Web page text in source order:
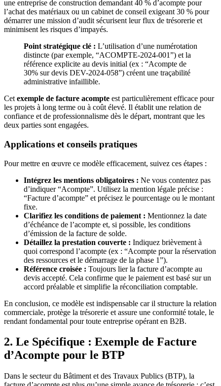
une entreprise de construction demandant 40 % d’acompte pour
l’achat des matériaux ou un cabinet de conseil exigeant 30 % pour
démarrer une mission d’audit sécurisent leur flux de trésorerie et
minimisent les risques d’impayés.
Point stratégique clé : L’utilisation d’une numérotation
distincte (par exemple, “ACOMPTE-2024-001”) et la
référence explicite au devis initial (ex : “Acompte de
30% sur devis DEV-2024-058”) créent une traçabilité
administrative infaillible.
Cet exemple de facture acompte est particulièrement efficace pour
les projets à long terme ou à coût élevé. Il établit une relation de
confiance et de professionnalisme dès le départ, montrant que les
deux parties sont engagées.
Applications et conseils pratiques
Pour mettre en œuvre ce modèle efficacement, suivez ces étapes :
Intégrez les mentions obligatoires : Ne vous contentez pas
d’indiquer “Acompte”. Utilisez la mention légale précise :
“Facture d’acompte” et précisez le pourcentage ou le montant
fixe.
Clarifiez les conditions de paiement : Mentionnez la date
d’échéance de l’acompte et, si possible, les conditions
d’émission de la facture de solde.
Détaillez la prestation couverte : Indiquez brièvement à
quoi correspond l’acompte (ex : “Acompte pour la réservation
des ressources et le démarrage de la phase 1”).
Référence croisée : Toujours lier la facture d’acompte au
devis accepté. Cela confirme que le paiement est basé sur un
accord préalable et simplifie la réconciliation comptable.
En conclusion, ce modèle est indispensable car il structure la relation
commerciale, protège la trésorerie et assure une conformité totale, le
rendant fondamental pour toute entreprise opérant en B2B.
2. Le Spécifique : Exemple de Facture
d’Acompte pour le BTP
Dans le secteur du Bâtiment et des Travaux Publics (BTP), la